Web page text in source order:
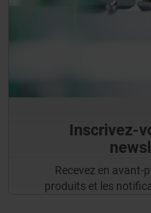
Inscrivez-
Recevez en avant-
produits et les